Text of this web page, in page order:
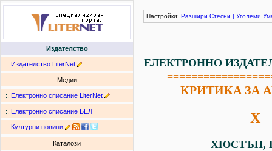
Издателство
:. Издателство LiterNet
Медии
:. Електронно списание LiterNet
:. Електронно списание БЕЛ
:. Културни новини
Каталози
Настройки: Разшири Стесни | Уголеми
ЕЛЕКТРОННО
КРИТИКА ЗА
Х
ХЮСТЪН,